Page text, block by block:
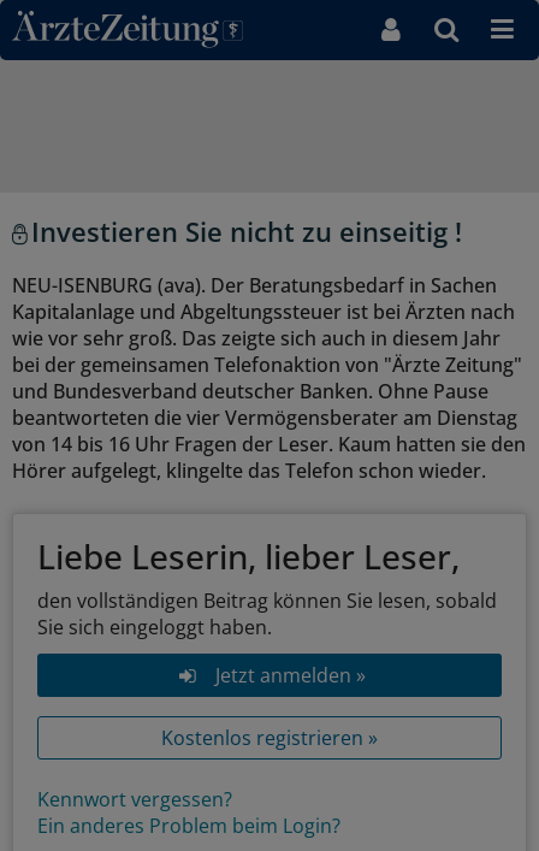
Direkt zum Inhaltsbereich
Investieren Sie nicht zu einseitig !
NEU-ISENBURG (ava). Der Beratungsbedarf in Sachen
Kapitalanlage und Abgeltungssteuer ist bei Ärzten nach
wie vor sehr groß. Das zeigte sich auch in diesem Jahr
bei der gemeinsamen Telefonaktion von "Ärzte Zeitung"
und Bundesverband deutscher Banken. Ohne Pause
beantworteten die vier Vermögensberater am Dienstag
von 14 bis 16 Uhr Fragen der Leser. Kaum hatten sie den
Hörer aufgelegt, klingelte das Telefon schon wieder.
Liebe Leserin, lieber Leser,
den vollständigen Beitrag können Sie lesen, sobald
Sie sich eingeloggt haben.
Jetzt anmelden »
Kostenlos registrieren »
Kennwort vergessen?
Ein anderes Problem beim Login?